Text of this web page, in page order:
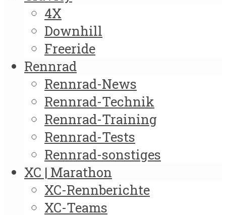
4X
Downhill
Freeride
Rennrad
Rennrad-News
Rennrad-Technik
Rennrad-Training
Rennrad-Tests
Rennrad-sonstiges
XC | Marathon
XC-Rennberichte
XC-Teams